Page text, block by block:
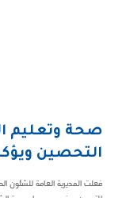
صحة وتعليم
التحصين
فعلت المديرية العامة للشئون